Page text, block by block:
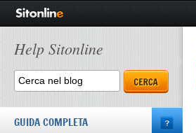
Help Sitonline
GUIDA COMPLETA